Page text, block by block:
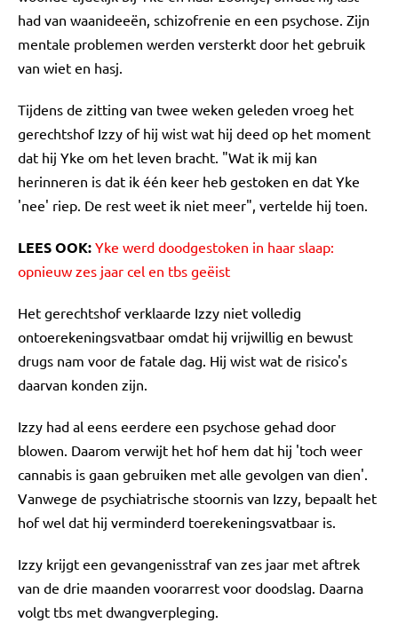
had van waanideeën, schizofrenie en een psychose. Zijn
mentale problemen werden versterkt door het gebruik
van wiet en hasj.
Tijdens de zitting van twee weken geleden vroeg het
gerechtshof Izzy of hij wist wat hij deed op het moment
dat hij Yke om het leven bracht. "Wat ik mij kan
herinneren is dat ik één keer heb gestoken en dat Yke
'nee' riep. De rest weet ik niet meer", vertelde hij toen.
LEES OOK: Yke werd doodgestoken in haar slaap:
opnieuw zes jaar cel en tbs geëist
Het gerechtshof verklaarde Izzy niet volledig
ontoerekeningsvatbaar omdat hij vrijwillig en bewust
drugs nam voor de fatale dag. Hij wist wat de risico's
daarvan konden zijn.
Izzy had al eens eerdere een psychose gehad door
blowen. Daarom verwijt het hof hem dat hij 'toch weer
cannabis is gaan gebruiken met alle gevolgen van dien'.
Vanwege de psychiatrische stoornis van Izzy, bepaalt het
hof wel dat hij verminderd toerekeningsvatbaar is.
Izzy krijgt een gevangenisstraf van zes jaar met aftrek
van de drie maanden voorarrest voor doodslag. Daarna
volgt tbs met dwangverpleging.